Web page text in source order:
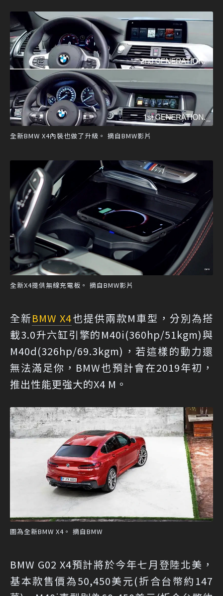
全新BMW X4內裝也做了升級。 摘自BMW影片
全新X4提供無線充電板。 摘自BMW影片
全新BMW X4也提供兩款M車型，分別為搭
載3.0升六缸引擎的M40i(360hp/51kgm)與
M40d(326hp/69.3kgm)，若這樣的動力還
無法滿足你，BMW也預計會在2019年初，
推出性能更強大的X4 M。
圖為全新BMW X4。 摘自BMW
BMW G02 X4預計將於今年七月登陸北美，
基本款售價為50,450美元(折合台幣約147